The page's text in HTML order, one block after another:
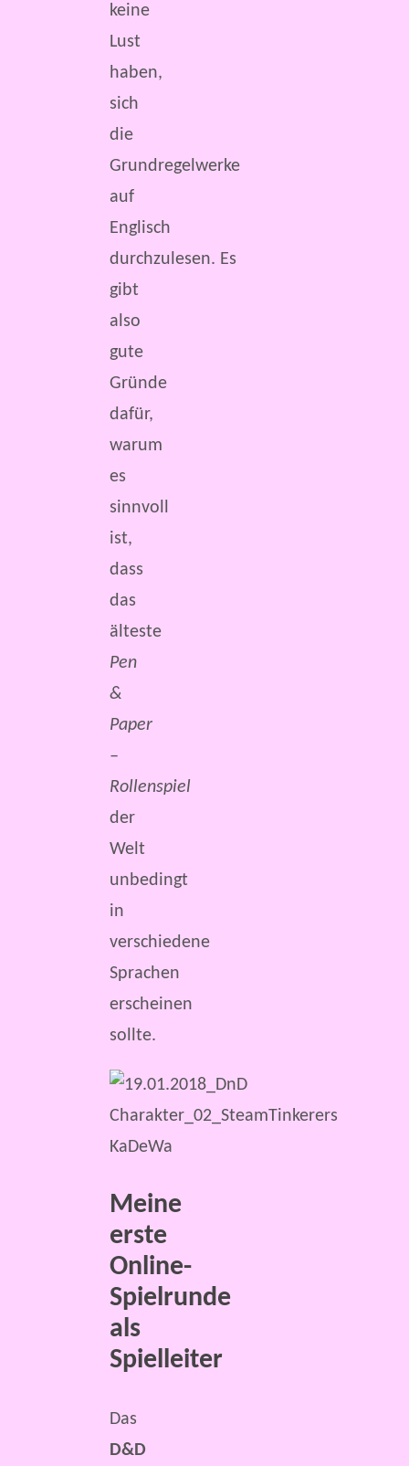
keine
Lust
haben,
sich
die
Grundregelwerke
auf
Englisch
durchzulesen. Es
gibt
also
gute
Gründe
dafür,
warum
es
sinnvoll
ist,
dass
das
älteste
Pen
&
Paper
–
Rollenspiel
der
Welt
unbedingt
in
verschiedene
Sprachen
erscheinen
sollte.
Meine
erste
Online-
Spielrunde
als
Spielleiter
Das
D&D